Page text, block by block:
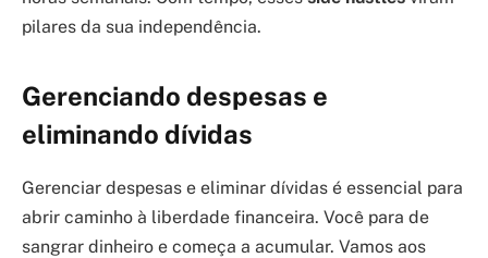
pilares da sua independência.
Gerenciando despesas e
eliminando dívidas
Gerenciar despesas e eliminar dívidas é essencial para
abrir caminho à liberdade financeira. Você para de
sangrar dinheiro e começa a acumular. Vamos aos